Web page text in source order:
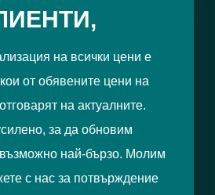
на всички цени е
от обявените цени на
на актуалните.
за да обновим
най-бързо. Молим
с нас за потвърждение